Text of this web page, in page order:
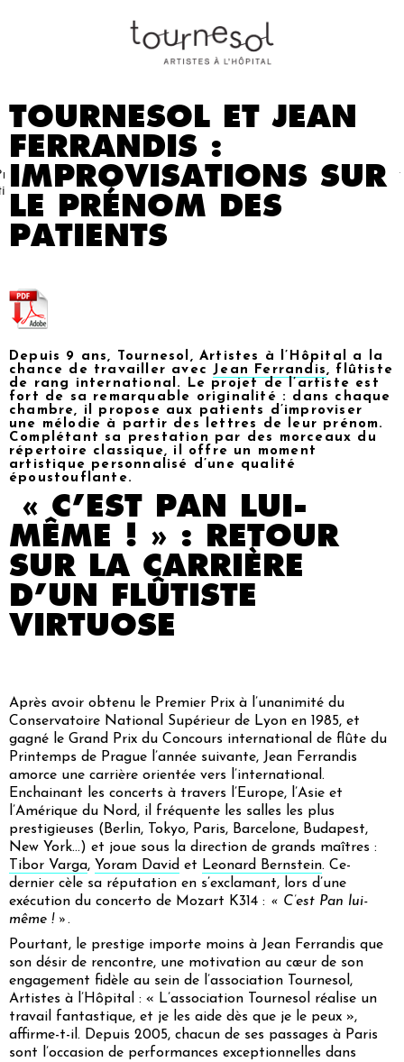
Nos
artistes
Partenaires
Nous
soutenir
Presse Contact
TOURNESOL ET JEAN
FERRANDIS :
IMPROVISATIONS SUR
LE PRÉNOM DES
PATIENTS
Depuis 9 ans, Tournesol, Artistes à l’Hôpital a la
chance de travailler avec Jean Ferrandis, flûtiste
de rang international. Le projet de l’artiste est
fort de sa remarquable originalité : dans chaque
chambre, il propose aux patients d’improviser
une mélodie à partir des lettres de leur prénom.
Complétant sa prestation par des morceaux du
répertoire classique, il offre un moment
artistique personnalisé d’une qualité
époustouflante.
« C’EST PAN LUI-
MÊME ! » : RETOUR
SUR LA CARRIÈRE
D’UN FLÛTISTE
VIRTUOSE
Après avoir obtenu le Premier Prix à l’unanimité du
Conservatoire National Supérieur de Lyon en 1985, et
gagné le Grand Prix du Concours international de flûte du
Printemps de Prague l’année suivante, Jean Ferrandis
amorce une carrière orientée vers l’international.
Enchainant les concerts à travers l’Europe, l’Asie et
l’Amérique du Nord, il fréquente les salles les plus
prestigieuses (Berlin, Tokyo, Paris, Barcelone, Budapest,
New York…) et joue sous la direction de grands maîtres :
Tibor Varga, Yoram David et Leonard Bernstein. Ce-
dernier cèle sa réputation en s’exclamant, lors d’une
exécution du concerto de Mozart K314 : « C’est Pan lui-
même ! ».
Pourtant, le prestige importe moins à Jean Ferrandis que
son désir de rencontre, une motivation au cœur de son
engagement fidèle au sein de l’association Tournesol,
Artistes à l’Hôpital : « L’association Tournesol réalise un
travail fantastique, et je les aide dès que je le peux »,
affirme-t-il. Depuis 2005, chacun de ses passages à Paris
sont l’occasion de performances exceptionnelles dans